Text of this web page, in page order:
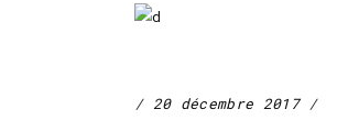
20 décembre 2017